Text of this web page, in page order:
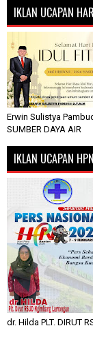
IKLAN UCAPAN
Erwin Sulistya
SUMBER DAYA AIR
IKLAN UCAPAN HPN
dr. Hilda PLT. DIRUT